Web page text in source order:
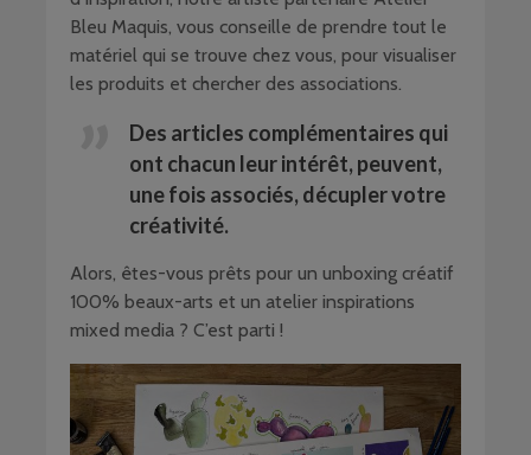
Bleu Maquis, vous conseille de prendre tout le
matériel qui se trouve chez vous, pour visualiser
les produits et chercher des associations.
Des articles complémentaires qui
ont chacun leur intérêt, peuvent,
une fois associés, décupler votre
créativité.
Alors, êtes-vous prêts pour un unboxing créatif
100% beaux-arts et un atelier inspirations
mixed media ? C’est parti !